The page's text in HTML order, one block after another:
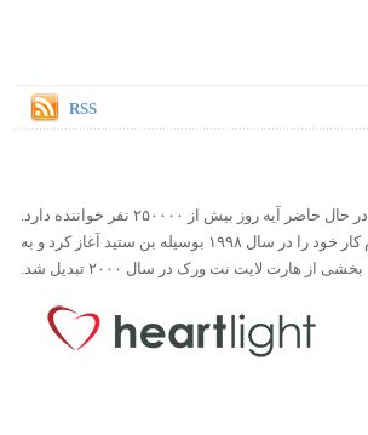
RSS
در حال حاضر آیه روز بیش از ۲۵۰۰۰۰ نفر خواننده دارد.
ورس آو ذ دی دات کام کار خود را در سال ۱۹۹۸ بوسیله بن ستید آغاز کرد و به
بخشی از هارت لایت نت ورک در سال ۲۰۰۰ تبدیل شد.